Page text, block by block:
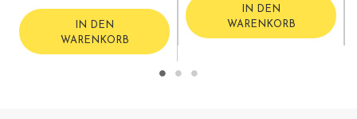
IN DEN
WARENKORB
IN DEN
WARENKORB